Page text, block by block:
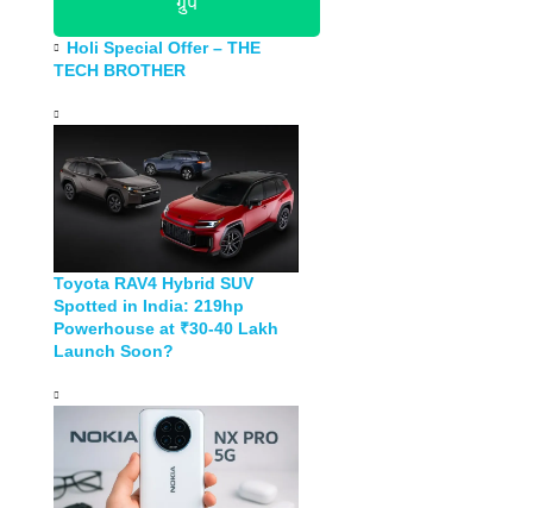
ग्रुप
Holi Special Offer – THE
TECH BROTHER
Toyota RAV4 Hybrid SUV
Spotted in India: 219hp
Powerhouse at ₹30-40 Lakh
Launch Soon?